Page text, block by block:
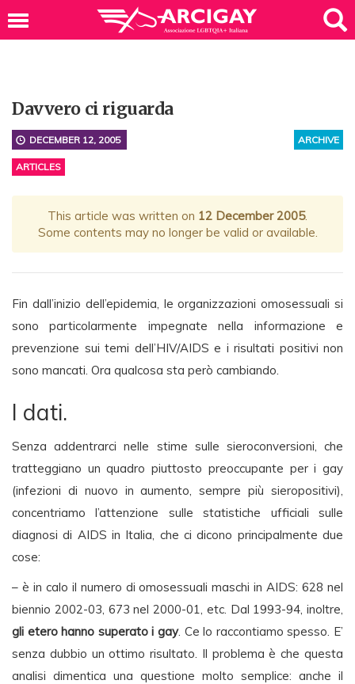
Davvero ci riguarda
ARCHIVE
DECEMBER 12, 2005
ARTICLES
This article was written on 12 December 2005.
Some contents may no longer be valid or available.
Fin dall’inizio dell’epidemia, le organizzazioni omosessuali si
sono particolarmente impegnate nella informazione e
prevenzione sui temi dell’HIV/AIDS e i risultati positivi non
sono mancati. Ora qualcosa sta però cambiando.
I dati.
Senza addentrarci nelle stime sulle sieroconversioni, che
tratteggiano un quadro piuttosto preoccupante per i gay
(infezioni di nuovo in aumento, sempre più sieropositivi),
concentriamo l’attenzione sulle statistiche ufficiali sulle
diagnosi di AIDS in Italia, che ci dicono principalmente due
cose:
– è in calo il numero di omosessuali maschi in AIDS: 628 nel
biennio 2002-03, 673 nel 2000-01, etc. Dal 1993-94, inoltre,
gli etero hanno superato i gay. Ce lo raccontiamo spesso. E’
senza dubbio un ottimo risultato. Il problema è che questa
analisi dimentica una questione molto semplice: anche il